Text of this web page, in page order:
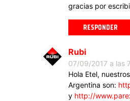
gracias por
RESPONDER
Rubi
07/09/2017 a las
Hola Etel,
Argentina son:
y http://